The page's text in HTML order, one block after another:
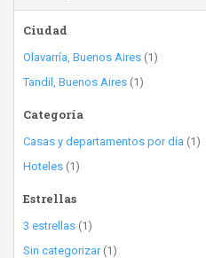
Ciudad
Olavarría, Buenos Aires (1)
Tandil, Buenos Aires (1)
Categoría
Casas y departamentos por día (1)
Hoteles (1)
Estrellas
3 estrellas (1)
Sin categorizar(1)